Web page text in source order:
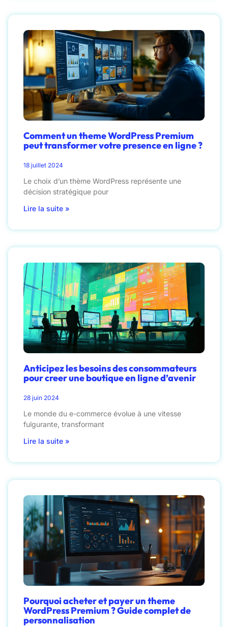
Comment un theme WordPress Premium
peut transformer votre presence en ligne ?
18 juillet 2024
Le choix d’un thème WordPress représente une
décision stratégique pour
Lire la suite »
Anticipez les besoins des consommateurs
pour creer une boutique en ligne d’avenir
28 juin 2024
Le monde du e-commerce évolue à une vitesse
fulgurante, transformant
Lire la suite »
Pourquoi acheter et payer un theme
WordPress Premium ? Guide complet de
personnalisation